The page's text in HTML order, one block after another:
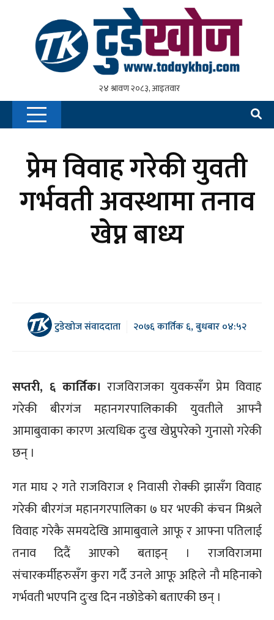
प्रेम विवाह गरेकी युवती
गर्भवती अवस्थामा तनाव
खेप्न बाध्य
टुडेखोज संवाददाता २०७६ कार्तिक ६, बुधबार ०४:५२
सप्तरी, ६ कार्तिक। राजविराजका युवकसँग प्रेम विवाह
गरेकी बीरगंज महानगरपालिकाकी युवतीले आफ्नै
आमाबुवाका कारण अत्यधिक दुःख खेप्नुपरेको गुनासो गरेकी
छन् ।
गत माघ २ गते राजविराज १ निवासी रोक्की झासँग विवाह
गरेकी बीरगंज महानगरपालिका ७ घर भएकी कंचन मिश्रले
विवाह गरेकै समयदेखि आमाबुवाले आफू र आफ्ना पतिलाई
तनाव दिदैं आएको बताइन् । राजविराजमा
संचारकर्मीहरुसँग कुरा गर्दै उनले आफू अहिले नौ महिनाको
गर्भवती भएपनि दुःख दिन नछोडेको बताएकी छन् ।